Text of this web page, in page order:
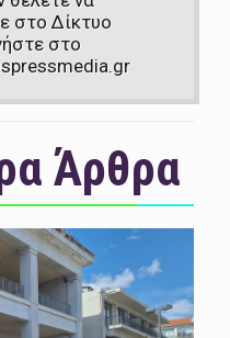
στο Δίκτυο
στο
Άρθρα